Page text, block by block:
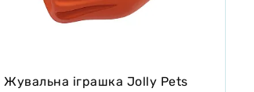
Жувальна іграшка Jolly Pets